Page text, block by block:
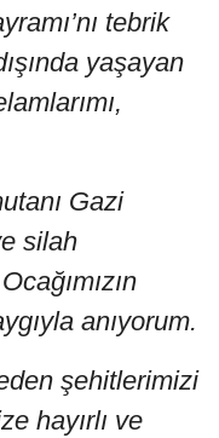
tebrik
yaşayan
Gazi
silah
anıyorum.
şehitlerimizi
hayırlı ve